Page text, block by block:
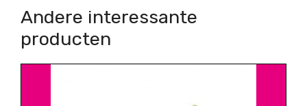
Andere interessante
producten